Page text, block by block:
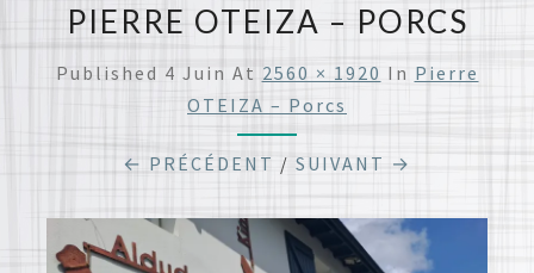
PIERRE OTEIZA – PORCS
Published 4 Juin At 2560 × 1920 In Pierre
OTEIZA – Porcs
← PRÉCÉDENT / SUIVANT →